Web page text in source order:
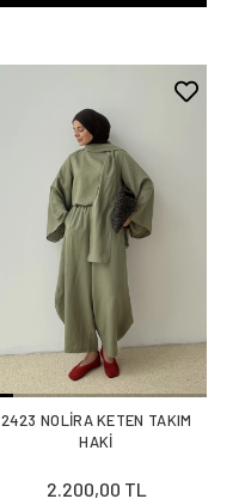
2423 NOLİRA KETEN TAKIM
HAKİ
2.200,00 TL